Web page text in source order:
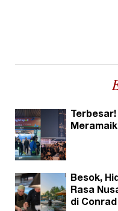
Besok,
Rasa
di